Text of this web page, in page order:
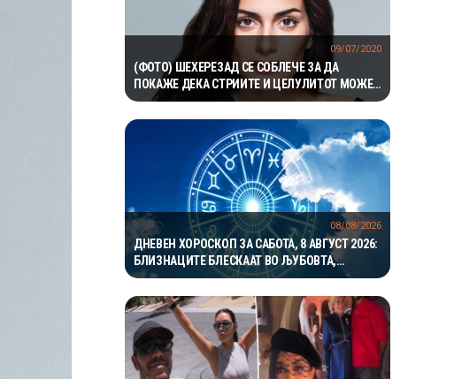
(ФОТО) ШЕХЕРЕЗАД СЕ СОБЛЕЧЕ ЗА ДА
ПОКАЖЕ ДЕКА СТРИИТЕ И ЦЕЛУЛИТОТ МОЖЕ
ДА ГИ ИМА СЕКОЈА ЖЕНА
09/07/2020
ДНЕВЕН ХОРОСКОП ЗА САБОТА, 8 АВГУСТ 2026:
БЛИЗНАЦИТЕ БЛЕСКААТ ВО ЉУБОВТА,
РАКОВИТЕ ВО КАРИЕРАТА, А ВАГИТЕ ИМААТ
ОДЛИЧЕН ДЕН ЗА ХАРМОНИЈА
08/08/2026